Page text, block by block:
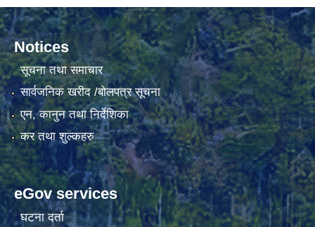
Notices
सूचना तथा समाचार
सार्वजनिक खरीद /बोलपत्र सूचना
एन, कानुन तथा निर्देशिका
कर तथा शुल्कहरु
eGov services
घटना दर्ता